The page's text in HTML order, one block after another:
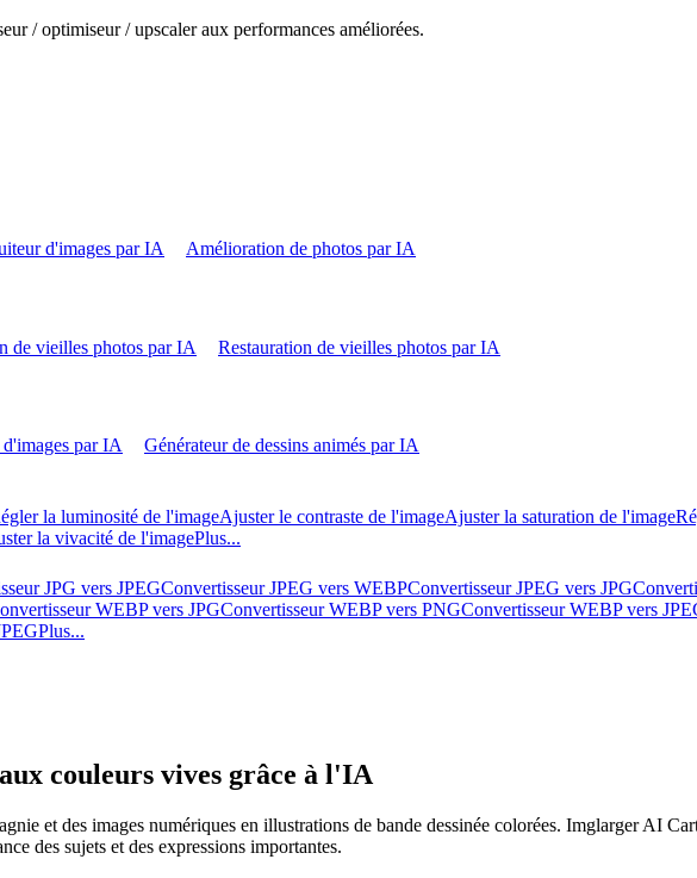
/ optimiseur / upscaler aux performances améliorées.
d'images par IA Amélioration de photos par IA
de vieilles photos par IA Restauration de vieilles photos par IA
par IA
Générateur de dessins animés par IA
la luminosité de l'imageAjuster le contraste de l'imageAjuster la saturation de l'image
la vivacité de l'imagePlus...
JPG vers JPEGConvertisseur JPEG vers WEBPConvertisseur JPEG vers JPG
WEBP vers JPGConvertisseur WEBP vers PNGConvertisseur WEBP vers
Plus...
couleurs vives grâce à l'IA
et des images numériques en illustrations de bande dessinée colorées. Imglarger AI
des sujets et des expressions importantes.